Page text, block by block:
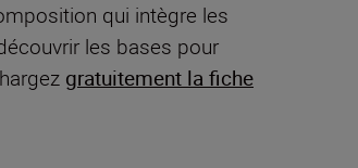
qui intègre les
les bases pour
gratuitement la fiche